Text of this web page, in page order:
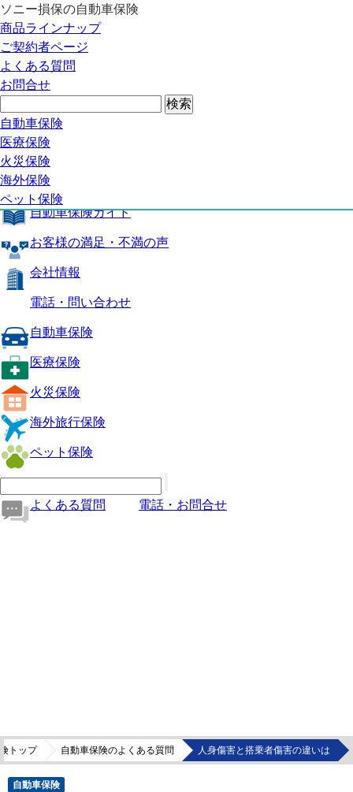
ソニー損保の自動車保険
商品ラインナップ
ご契約者ページ
よくある質問
お問合せ
自動車保険
医療保険
火災保険
海外保険
ペット保険
自動車保険トップ
商品の特長
補償内容
自動車保険ガイド
お客様の満足・不満の声
自動車保険トップ
商品の特長
補償内容
自動車保険ガイド
お客様の満足・不満の声
会社情報
電話・問い合わせ
自動車保険
医療保険
火災保険
海外旅行保険
ペット保険
よくある質問 電話・お問合せ
トップ 自動車保険のよくある質問 人身傷害と搭乗者傷害の違いは
自動車保険